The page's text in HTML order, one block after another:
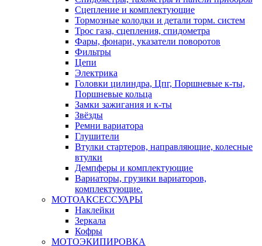
Сцепление и комплектующие
Тормозные колодки и детали торм. систем
Трос газа, сцепления, спидометра
Фары, фонари, указатели поворотов
Фильтры
Цепи
Электрика
Головки цилиндра, Цпг, Поршневые к-ты,
Поршневые кольца
Замки зажигания и к-ты
Звёзды
Ремни вариатора
Глушители
Втулки стартеров, направляющие, колесные
втулки
Демпферы и комплектующие
Вариаторы, грузики вариаторов,
комплектующие.
МОТОАКСЕССУАРЫ
Наклейки
Зеркала
Кофры
МОТОЭКИПИРОВКА